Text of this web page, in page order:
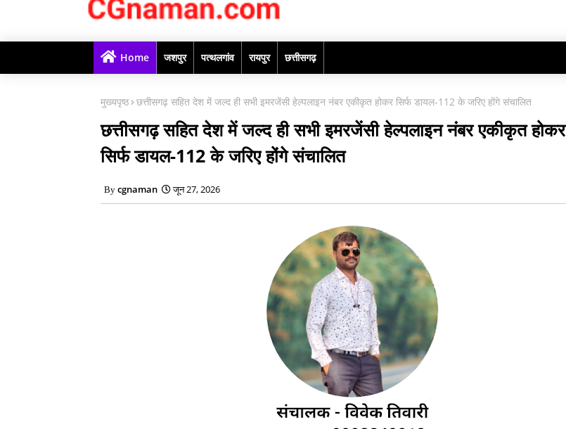
Home जशपुर पत्थलगांव रायपुर छत्तीसगढ़
मुख्यपृष्ठ छत्तीसगढ़ सहित देश में जल्द ही सभी इमरजेंसी हेल्पलाइन नंबर एकीकृत होकर सिर्फ डायल-112 के जरिए होंगे संचालित
छत्तीसगढ़ सहित देश में जल्द ही सभी इमरजेंसी हेल्पलाइन नंबर एकीकृत होकर
सिर्फ डायल-112 के जरिए होंगे संचालित
cgnaman जून 27, 2026